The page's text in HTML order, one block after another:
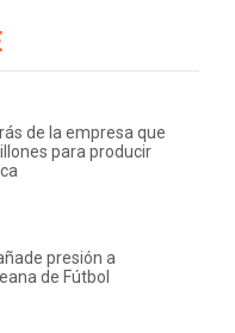
de la empresa que
para producir
presión a
de Fútbol